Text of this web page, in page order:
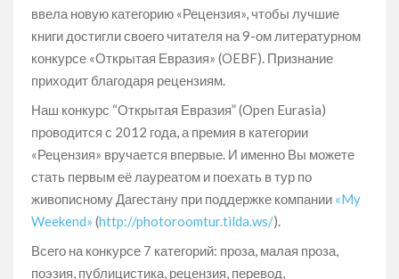
ввела новую категорию «Рецензия», чтобы лучшие
книги достигли своего читателя на 9-ом литературном
конкурсе «Открытая Евразия» (OEBF). Признание
приходит благодаря рецензиям.
Наш конкурс “Открытая Евразия” (Open Eurasia)
проводится с 2012 года, а премия в категории
«Рецензия» вручается впервые. И именно Вы можете
стать первым её лауреатом и поехать в тур по
живописному Дагестану при поддержке компании «My
Weekend» (http://photoroomtur.tilda.ws/).
Всего на конкурсе 7 категорий: проза, малая проза,
поэзия, публицистика, рецензия, перевод,